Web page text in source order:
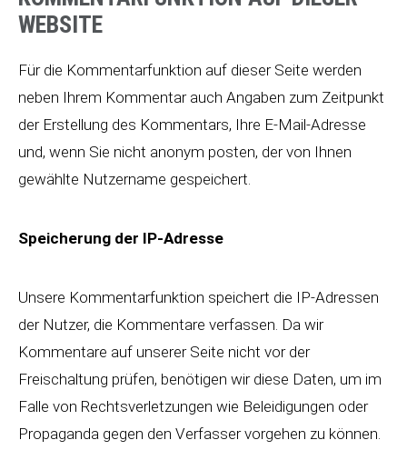
WEBSITE
Für die Kommentarfunktion auf dieser Seite werden
neben Ihrem Kommentar auch Angaben zum Zeitpunkt
der Erstellung des Kommentars, Ihre E-Mail-Adresse
und, wenn Sie nicht anonym posten, der von Ihnen
gewählte Nutzername gespeichert.
Speicherung der IP-Adresse
Unsere Kommentarfunktion speichert die IP-Adressen
der Nutzer, die Kommentare verfassen. Da wir
Kommentare auf unserer Seite nicht vor der
Freischaltung prüfen, benötigen wir diese Daten, um im
Falle von Rechtsverletzungen wie Beleidigungen oder
Propaganda gegen den Verfasser vorgehen zu können.